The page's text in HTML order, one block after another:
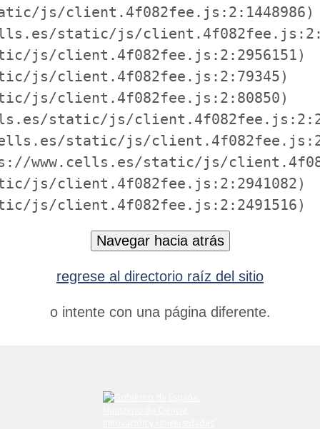
js/client.4f082fee.js:2:1448986)
static/js/
js/client.4f082fee.js:2:2956151)
js/client.4f082fee.js:2:79345)
js/client.4f082fee.js:2:80850)
static/js/
static/js/
www.cells.es/static/js/
js/client.4f082fee.js:2:2941082)
js/client.4f082fee.js:2:2491516)
Navegar hacia atrás
regrese al directorio raíz del sitio
o intente con una página diferente.